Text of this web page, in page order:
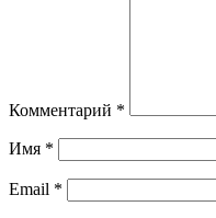
Комментарий *
Имя *
Email *